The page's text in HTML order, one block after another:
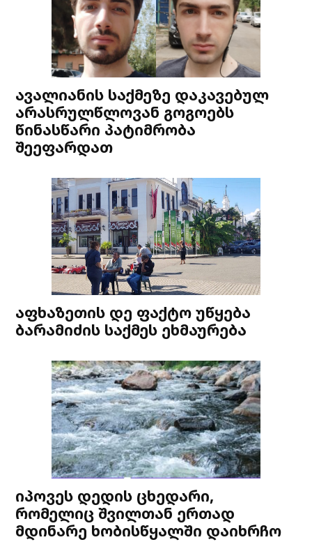
ავალიანის საქმეზე დაკავებულ
არასრულწლოვან გოგოებს
წინასწარი პატიმრობა
შეეფარდათ
აფხაზეთის დე ფაქტო უწყება
ბარამიძის საქმეს ეხმაურება
იპოვეს დედის ცხედარი,
რომელიც შვილთან ერთად
მდინარე ხობისწყალში დაიხრჩო